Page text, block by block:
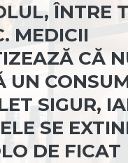
ÎNTRE
MEDICII
CĂ
UN
SIGUR,
SE
DE FICAT